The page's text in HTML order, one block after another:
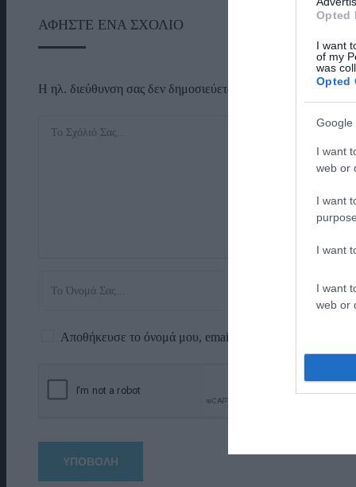
Opted
I want
of my
was
Opted
Google
I want
web or
I want
I want
I want
web or
ΑΦΉΣΤΕ ΈΝΑ ΣΧΌΛΙΟ
Η ηλ. διεύθυνση σας δεν δημοσιεύεται. Τα υποχρεωτικά
Αποθήκευσε το όνομά μου, email, και τον ιστότοπο μου